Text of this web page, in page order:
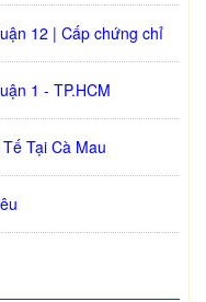
12 | Cấp chứng chỉ
1 - TP.HCM
Tại Cà Mau